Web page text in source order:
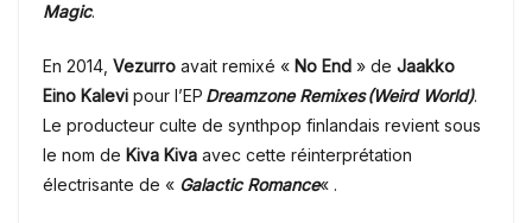
Magic.
En 2014, Vezurro avait remixé « No End » de Jaakko
Eino Kalevi pour l’EP Dreamzone Remixes (Weird World).
Le producteur culte de synthpop finlandais revient sous
le nom de Kiva Kiva avec cette réinterprétation
électrisante de « Galactic Romance« .